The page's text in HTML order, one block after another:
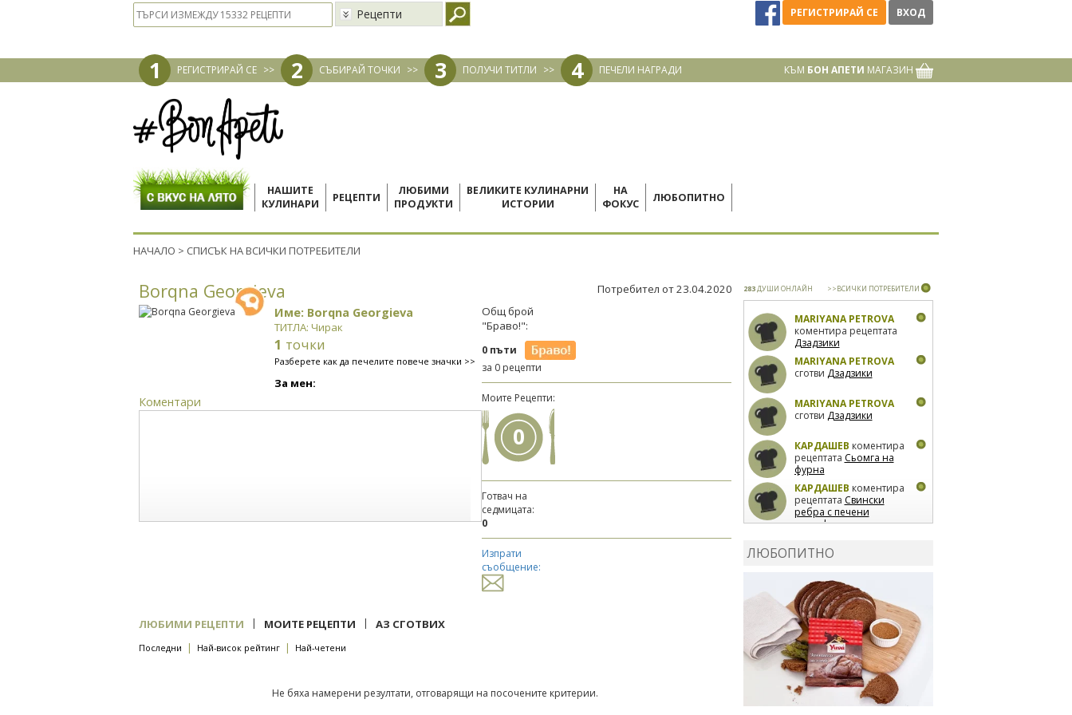
Рецепти РЕГИСТРИРАЙ СЕ ВХОД
1 РЕГИСТРИРАЙ СЕ >> 2 СЪБИРАЙ ТОЧКИ >> 3 ПОЛУЧИ ТИТЛИ >> 4 ПЕЧЕЛИ НАГРАДИ КЪМ БОН АПЕТИ МАГАЗИН
НАШИТЕ
КУЛИНАРИ
РЕЦЕПТИ
ЛЮБИМИ
ПРОДУКТИ
ВЕЛИКИТЕ КУЛИНАРНИ
ИСТОРИИ
НА
ФОКУС
ЛЮБОПИТНО
НАЧАЛО > СПИСЪК НА ВСИЧКИ ПОТРЕБИТЕЛИ
Borqna Georgieva Потребител от 23.04.2020
Име: Borqna Georgieva
ТИТЛА: Чирак
1 точки
Разберете как да печелите повече значки >>
За мен:
Коментари
Общ брой
"Браво!":
0 пъти
за 0 рецепти
Моите Рецепти:
0
Готвач на
седмицата:
0
Изпрати
съобщение:
ЛЮБИМИ РЕЦЕПТИ | МОИТЕ РЕЦЕПТИ | АЗ СГОТВИХ
Последни | Най-висок рейтинг | Най-четени
Не бяха намерени резултати, отговарящи на посочените критерии.
283ДУШИ ОНЛАЙН >>ВСИЧКИ ПОТРЕБИТЕЛИ
MARIYANA PETROVA
коментира рецептата
Дзадзики
MARIYANA PETROVA
сготви Дзадзики
MARIYANA PETROVA
сготви Дзадзики
КАРДАШЕВ коментира
рецептата Сьомга на
фурна
КАРДАШЕВ коментира
рецептата Свински
ребра с печени
картофи
лимон
коментира рецептата
Киноа със зеленчуци
ЛЮБОПИТНО